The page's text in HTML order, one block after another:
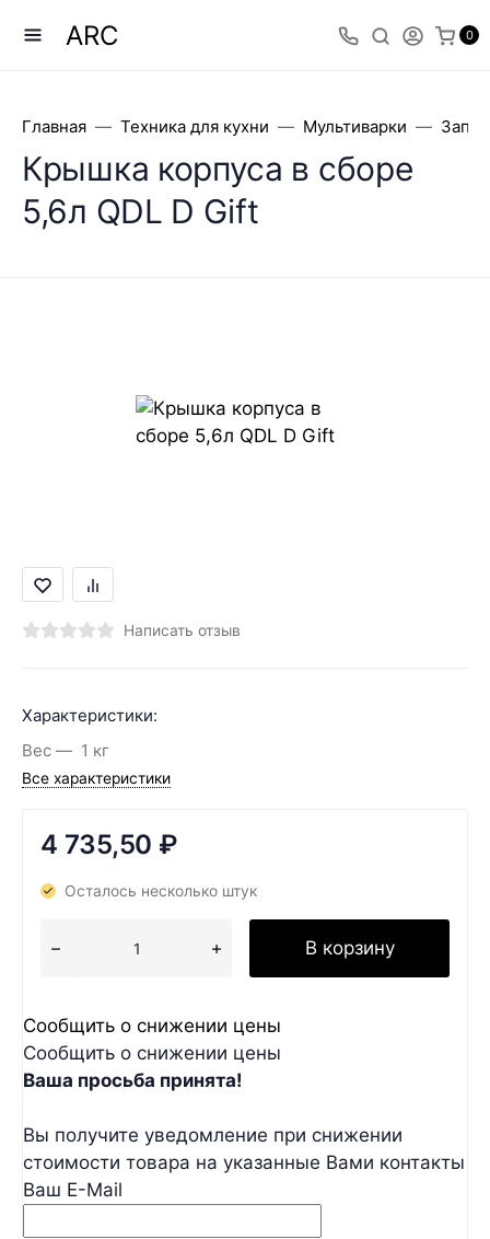
ARC 0
Главная Техника для кухни Мультиварки
Крышка корпуса в сборе
5,6л QDL D Gift
Написать отзыв
Характеристики:
Вес
1 кг
Все характеристики
4 735,50 ₽
Осталось несколько штук
В корзину
Сообщить о снижении цены
Сообщить о снижении цены
Ваша просьба принята!
Вы получите уведомление при снижении
стоимости товара на указанные Вами контакты
Ваш E-Mail